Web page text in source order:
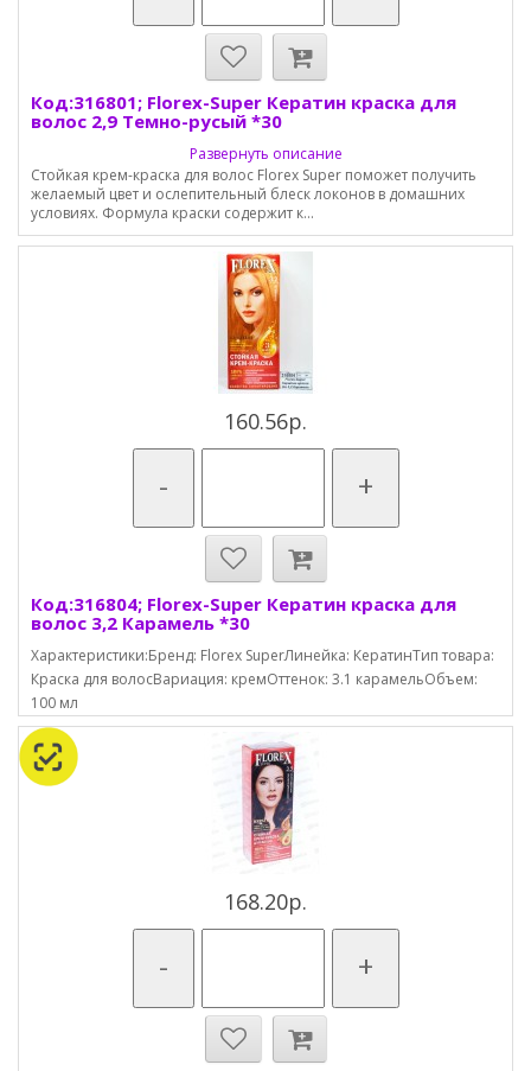
Код:316801; Florex-Super Кератин краска для
волос 2,9 Темно-русый *30
Развернуть описание
Стойкая крем-краска для волос Florex Super поможет получить
желаемый цвет и ослепительный блеск локонов в домашних
условиях. Формула краски содержит к...
160.56р.
- +
Код:316804; Florex-Super Кератин краска для
волос 3,2 Карамель *30
Характеристики:Бренд: Florex SuperЛинейка: КератинТип товара:
Краска для волосВариация: кремОттенок: 3.1 карамельОбъем:
100 мл
168.20р.
- +